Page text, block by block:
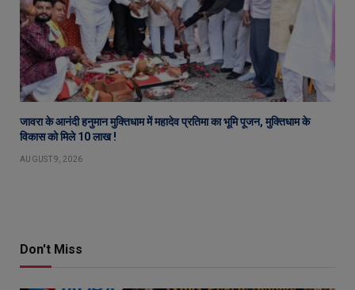
जावरा के आनंदी हनुमान मुक्तिधाम में महादेव प्रतिमा का भूमि पूजन, मुक्तिधाम के
विकास को मिले 10 लाख !
AUGUST 9, 2026
Don't Miss